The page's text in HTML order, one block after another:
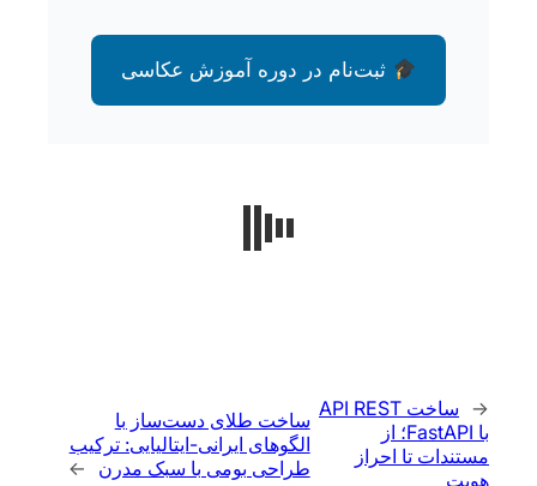
ثبت‌نام در دوره آموزش عکاسی
←
ساخت API REST
با FastAPI؛ از
مستندات تا احراز
هویت
ساخت طلای دست‌ساز با
الگوهای ایرانی-ایتالیایی: ترکیب
طراحی بومی با سبک مدرن
→